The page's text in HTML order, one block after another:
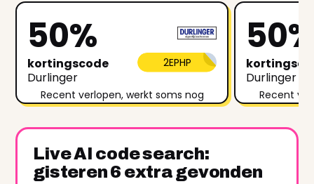
50%
kortingscode
Durlinger
2EPHP
Recent verlopen, werkt soms nog
Durlinger
Recent
Live AI code search:
gisteren 6 extra gevonden